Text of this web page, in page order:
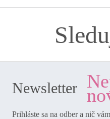
Newsletter
Prihláste sa na odber a nič